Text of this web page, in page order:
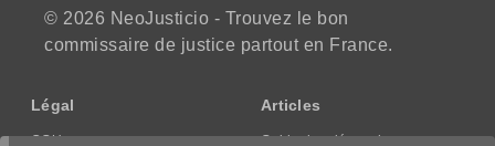
© 2026 NeoJusticio - Trouvez le bon
commissaire de justice partout en France.
Légal
CGU
Articles
Guide des démarches